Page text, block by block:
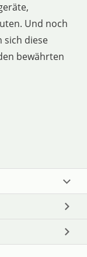
Und noch
sich diese
bewährten